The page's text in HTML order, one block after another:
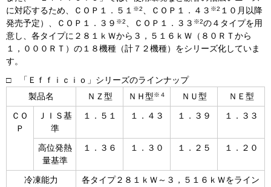
に対応するため、ＣＯＰ１．５１
※2 、ＣＯＰ１．４３ ※2 １０月以降
発売予定）、ＣＯＰ１．３９ ※2 、ＣＯＰ１．３３ ※2の４タイプを用
意し、各タイプに２８１ｋＷから３，５１６ｋＷ（８０ＲＴから
１，０００ＲＴ）の１８機種（計７２機種）をシリーズ化していま
す。
□ 「Ｅｆｆｉｃｉｏ」シリーズのラインナップ
製品名
ＮＺ型 ＮＨ型※４ ＮＵ型
ＮＥ型
ＣＯ
Ｐ
ＪＩＳ基
準
１．５１ １．４３ １．３９ １．３３
高位発熱
量基準
１．３６ １．３０ １．２５ １．２０
冷凍能力
各タイプ２８１ｋＷ～３，５１６ｋＷをライン